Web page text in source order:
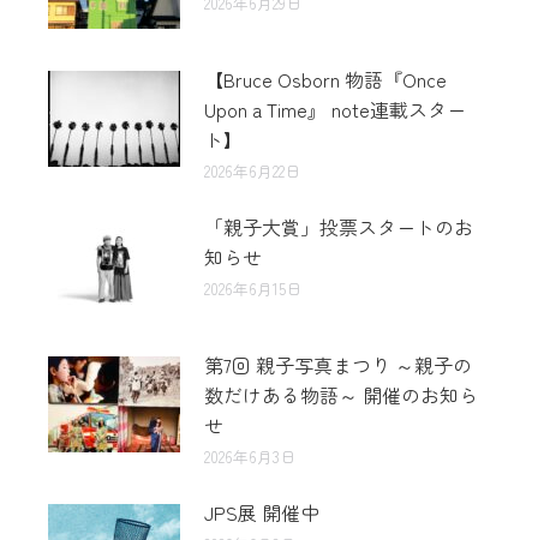
【Bruce Osborn 物語『Once
Upon a Time』 note連載スター
ト】
2026年6月22日
「親子大賞」投票スタートのお
知らせ
2026年6月15日
第7回 親子写真まつり ～親子の
数だけある物語～ 開催のお知ら
せ
2026年6月3日
JPS展 開催中